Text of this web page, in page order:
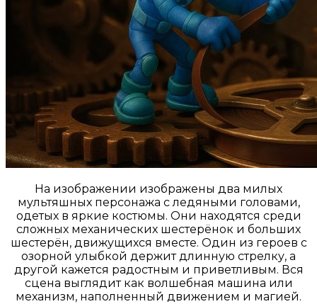
На изображении изображены два милых
мультяшных персонажа с ледяными головами,
одетых в яркие костюмы. Они находятся среди
сложных механических шестерёнок и больших
шестерён, движущихся вместе. Один из героев с
озорной улыбкой держит длинную стрелку, а
другой кажется радостным и приветливым. Вся
сцена выглядит как волшебная машина или
механизм, наполненный движением и магией.